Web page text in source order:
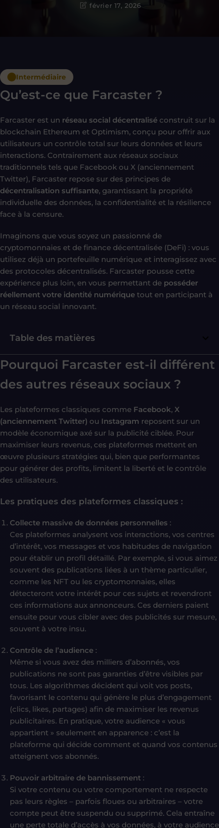
février 17, 2026
Intermédiaire
Qu’est-ce que Farcaster ?
Farcaster est un réseau social décentralisé construit sur la
blockchain Ethereum et Optimism, conçu pour offrir aux
utilisateurs un contrôle total sur leurs données et leurs
interactions. Contrairement aux réseaux sociaux
traditionnels tels que Facebook ou X (anciennement
Twitter), Farcaster repose sur des principes de
décentralisation suffisante, garantissant la propriété
individuelle des données, la confidentialité et la résilience
face à la censure.
Imaginons que vous soyez un passionné de
cryptomonnaies et de finance décentralisée (DeFi) : vous
utilisez déjà un portefeuille numérique et interagissez avec
des protocoles décentralisés. Farcaster pousse cette
expérience plus loin, en vous permettant de posséder
réellement votre identité numérique tout en participant à
un réseau social innovant.
Table des matières
Pourquoi Farcaster est-il différent
des autres réseaux sociaux ?
Les plateformes classiques comme Facebook, X
(anciennement Twitter) ou Instagram reposent sur un
modèle économique axé sur la publicité ciblée. Pour
maximiser leurs revenus, ces plateformes mettent en
œuvre plusieurs stratégies qui, bien que performantes
pour générer des profits, limitent la liberté et le contrôle
des utilisateurs.
Les pratiques des plateformes classiques :
Collecte massive de données personnelles :
Ces plateformes analysent vos interactions, vos centres
d’intérêt, vos messages et vos habitudes de navigation
pour établir un profil détaillé. Par exemple, si vous aimez
souvent des publications liées à un thème particulier,
comme les NFT ou les cryptomonnaies, elles
détecteront votre intérêt pour ces sujets et revendront
ces informations aux annonceurs. Ces derniers paient
ensuite pour vous cibler avec des publicités sur mesure,
souvent à votre insu.
Contrôle de l’audience :
Même si vous avez des milliers d’abonnés, vos
publications ne sont pas garanties d’être visibles par
tous. Les algorithmes décident qui voit vos posts,
favorisant le contenu qui génère le plus d’engagement
(clics, likes, partages) afin de maximiser les revenus
publicitaires. En pratique, votre audience « vous
appartient » seulement en apparence : c’est la
plateforme qui décide comment et quand vos contenus
atteignent vos abonnés.
Pouvoir arbitraire de bannissement :
Si votre contenu ou votre comportement ne respecte
pas leurs règles – parfois floues ou arbitraires – votre
compte peut être suspendu ou supprimé. Cela entraîne
une perte totale d’accès à vos données, à votre audience